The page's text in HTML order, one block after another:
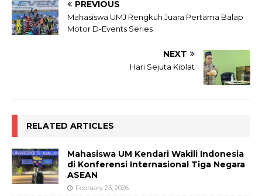
PREVIOUS
Mahasiswa UMJ Rengkuh Juara Pertama Balap
Motor D-Events Series
NEXT
Hari Sejuta Kiblat
RELATED ARTICLES
Mahasiswa UM Kendari Wakili Indonesia
di Konferensi Internasional Tiga Negara
ASEAN
February 23, 2026